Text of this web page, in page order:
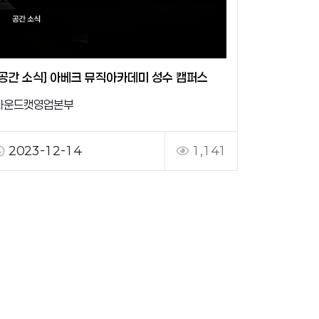
간 소식] 아베크 뮤직아카데미 성수 캠퍼스
운드캣영업본부
2023-12-14 1,141